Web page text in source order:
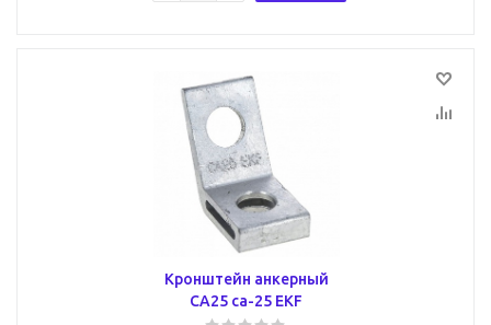
Кронштейн анкерный
CА25 ca-25 EKF